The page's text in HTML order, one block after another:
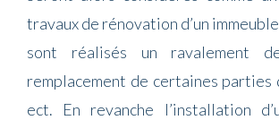
travaux de rénovation d’un
sont réalisés un ravalement
remplacement de certaines parties
ect. En revanche l’installation